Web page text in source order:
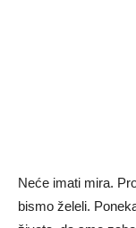
Neće imati mira.
bismo želeli.